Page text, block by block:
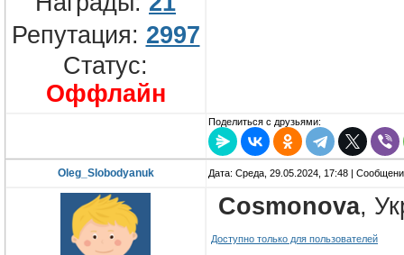
Репутация: 2997
Статус:
Оффлайн
Поделиться с друзьями:
Oleg_Slobodyanuk Дата: Среда, 29.05.2024, 17:48 |
Cosmonova,
Доступно только для пользователей